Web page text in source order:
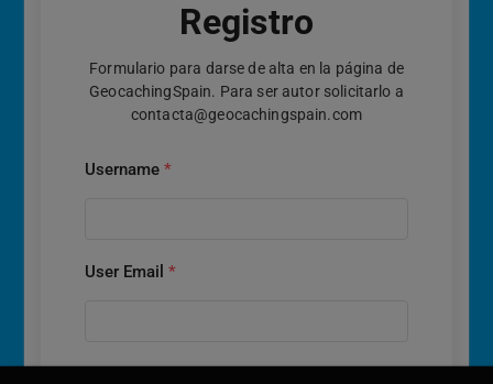
Registro
Formulario para darse de alta en la página de
GeocachingSpain. Para ser autor solicitarlo a
contacta@geocachingspain.com
Username *
User Email *